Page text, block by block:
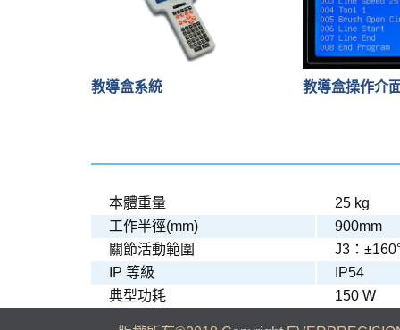
教導盒系統 教導盒操作介
本體重量
25 kg
工作半徑(mm)
900mm
關節活動範圍
J3：
IP 等級
IP54
典型功耗
150 W